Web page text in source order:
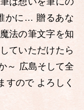
かに… 贈るあな
法の筆文字を知
ていただけたら
～ 広島そして全
すので よろしく